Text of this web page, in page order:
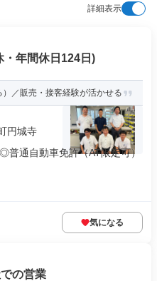
詳細表示
・年間休日124日)
／販売・接客経験が活かせる
円城寺
通自動車免許（AT限定可）
気になる
の営業